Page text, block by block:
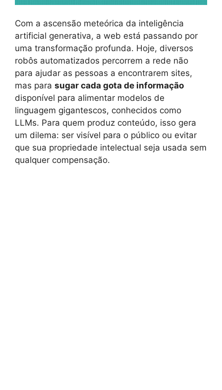
Com a ascensão meteórica da inteligência
artificial generativa, a web está passando por
uma transformação profunda. Hoje, diversos
robôs automatizados percorrem a rede não
para ajudar as pessoas a encontrarem sites,
mas para sugar cada gota de informação
disponível para alimentar modelos de
linguagem gigantescos, conhecidos como
LLMs. Para quem produz conteúdo, isso gera
um dilema: ser visível para o público ou evitar
que sua propriedade intelectual seja usada sem
qualquer compensação.